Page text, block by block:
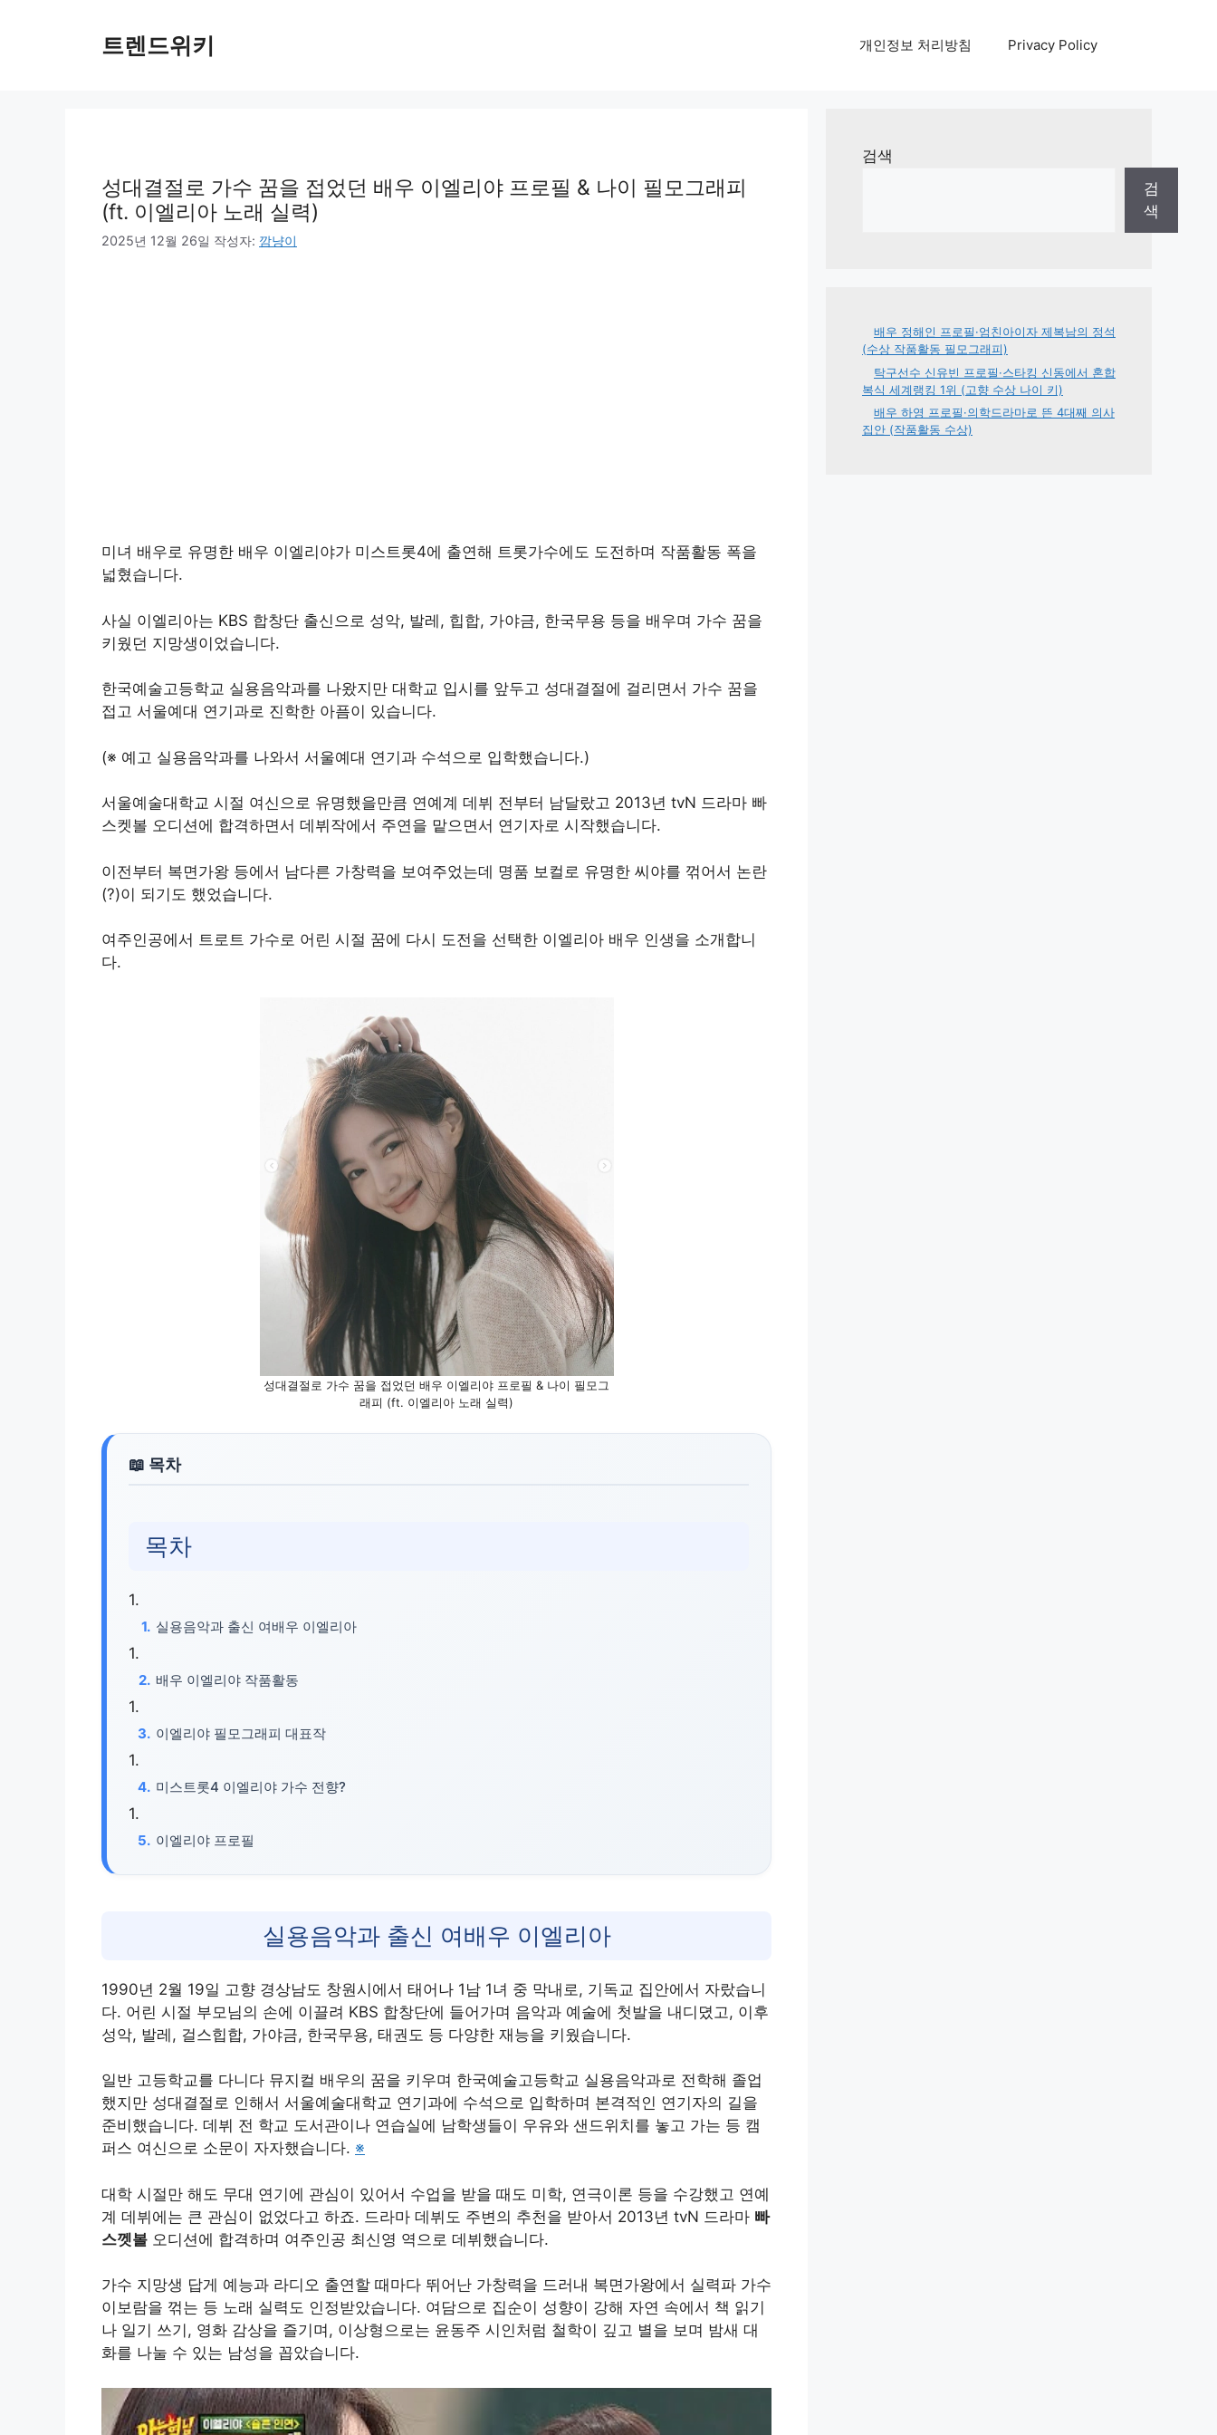
트렌드위키 개인정보 처리방침 Privacy Policy
성대결절로 가수 꿈을 접었던 배우 이엘리야 프로필 & 나이 필모그래피
(ft. 이엘리아 노래 실력)
2025년 12월 26일 작성자: 깜냥이
미녀 배우로 유명한 배우 이엘리야가 미스트롯4에 출연해 트롯가수에도 도전하며 작품활동 폭을
넓혔습니다.
사실 이엘리아는 KBS 합창단 출신으로 성악, 발레, 힙합, 가야금, 한국무용 등을 배우며 가수 꿈을
키웠던 지망생이었습니다.
한국예술고등학교 실용음악과를 나왔지만 대학교 입시를 앞두고 성대결절에 걸리면서 가수 꿈을
접고 서울예대 연기과로 진학한 아픔이 있습니다.
(※ 예고 실용음악과를 나와서 서울예대 연기과 수석으로 입학했습니다.)
서울예술대학교 시절 여신으로 유명했을만큼 연예계 데뷔 전부터 남달랐고 2013년 tvN 드라마 빠
스켓볼 오디션에 합격하면서 데뷔작에서 주연을 맡으면서 연기자로 시작했습니다.
이전부터 복면가왕 등에서 남다른 가창력을 보여주었는데 명품 보컬로 유명한 씨야를 꺾어서 논란
(?)이 되기도 했었습니다.
여주인공에서 트로트 가수로 어린 시절 꿈에 다시 도전을 선택한 이엘리아 배우 인생을 소개합니
다.
성대결절로 가수 꿈을 접었던 배우 이엘리야 프로필 & 나이 필모그
래피 (ft. 이엘리아 노래 실력)
목차
실용음악과 출신 여배우 이엘리아
배우 이엘리야 작품활동
이엘리야 필모그래피 대표작
미스트롯4 이엘리야 가수 전향?
이엘리야 프로필
실용음악과 출신 여배우 이엘리아
1990년 2월 19일 고향 경상남도 창원시에서 태어나 1남 1녀 중 막내로, 기독교 집안에서 자랐습니
다. 어린 시절 부모님의 손에 이끌려 KBS 합창단에 들어가며 음악과 예술에 첫발을 내디뎠고, 이후
성악, 발레, 걸스힙합, 가야금, 한국무용, 태권도 등 다양한 재능을 키웠습니다.
일반 고등학교를 다니다 뮤지컬 배우의 꿈을 키우며 한국예술고등학교 실용음악과로 전학해 졸업
했지만 성대결절로 인해서 서울예술대학교 연기과에 수석으로 입학하며 본격적인 연기자의 길을
준비했습니다. 데뷔 전 학교 도서관이나 연습실에 남학생들이 우유와 샌드위치를 놓고 가는 등 캠
퍼스 여신으로 소문이 자자했습니다. ※
대학 시절만 해도 무대 연기에 관심이 있어서 수업을 받을 때도 미학, 연극이론 등을 수강했고 연예
계 데뷔에는 큰 관심이 없었다고 하죠. 드라마 데뷔도 주변의 추천을 받아서 2013년 tvN 드라마 빠
스껫볼 오디션에 합격하며 여주인공 최신영 역으로 데뷔했습니다.
가수 지망생 답게 예능과 라디오 출연할 때마다 뛰어난 가창력을 드러내 복면가왕에서 실력파 가수
이보람을 꺾는 등 노래 실력도 인정받았습니다. 여담으로 집순이 성향이 강해 자연 속에서 책 읽기
나 일기 쓰기, 영화 감상을 즐기며, 이상형으로는 윤동주 시인처럼 철학이 깊고 별을 보며 밤새 대
화를 나눌 수 있는 남성을 꼽았습니다.
검색
검
색
배우 정해인 프로필·엄친아이자 제복남의 정석
(수상 작품활동 필모그래피)
탁구선수 신유빈 프로필·스타킹 신동에서 혼합
복식 세계랭킹 1위 (고향 수상 나이 키)
배우 하영 프로필·의학드라마로 뜬 4대째 의사
집안 (작품활동 수상)